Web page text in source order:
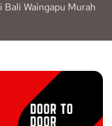
Bali Waingapu Murah